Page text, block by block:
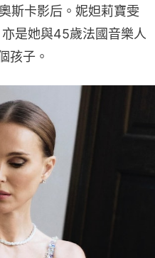
斯卡影后。妮妲莉寶雯
是她與45歲法國音樂人
孩子。